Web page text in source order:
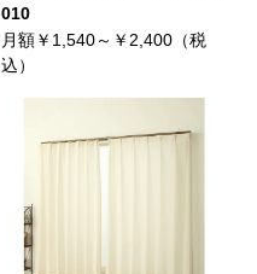
010
月額￥1,540～￥2,400（税
込）